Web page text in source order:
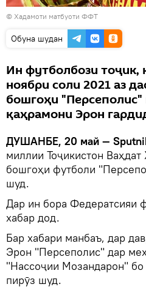
© Хадамоти матбуоти ФФТ
Обуна шудан
Ин футболбози тоҷик,
ноябри соли 2021 аз
бошгоҳи
қаҳрамони Эрон
ДУШАНБЕ, 20 май —
миллии Тоҷикистон
бошгоҳи футболи
шуд.
Дар ин бора Федератсияи
хабар дод.
Бар хабари манбаъ, дар
Эрон "Персеполис" дар
"Нассоҷии Мозандарон" бо
пирӯз шуд.